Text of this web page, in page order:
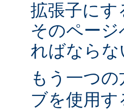
拡張子にす
そのペー
ればならな
もう一つの
ブを使用